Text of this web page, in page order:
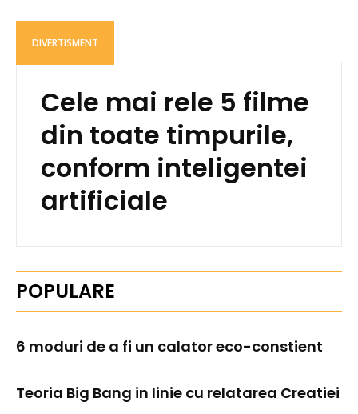
DIVERTISMENT
Cele mai rele 5 filme
din toate timpurile,
conform inteligentei
artificiale
POPULARE
6 moduri de a fi un calator eco-constient
Teoria Big Bang in linie cu relatarea Creatiei